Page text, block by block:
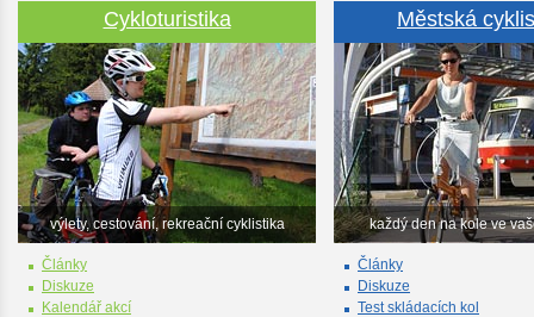
Cykloturistika
výlety, cestování, rekreační cyklistika
Články
Diskuze
Kalendář akcí
Městská
každý den na kole ve
Články
Diskuze
Test skládacích kol